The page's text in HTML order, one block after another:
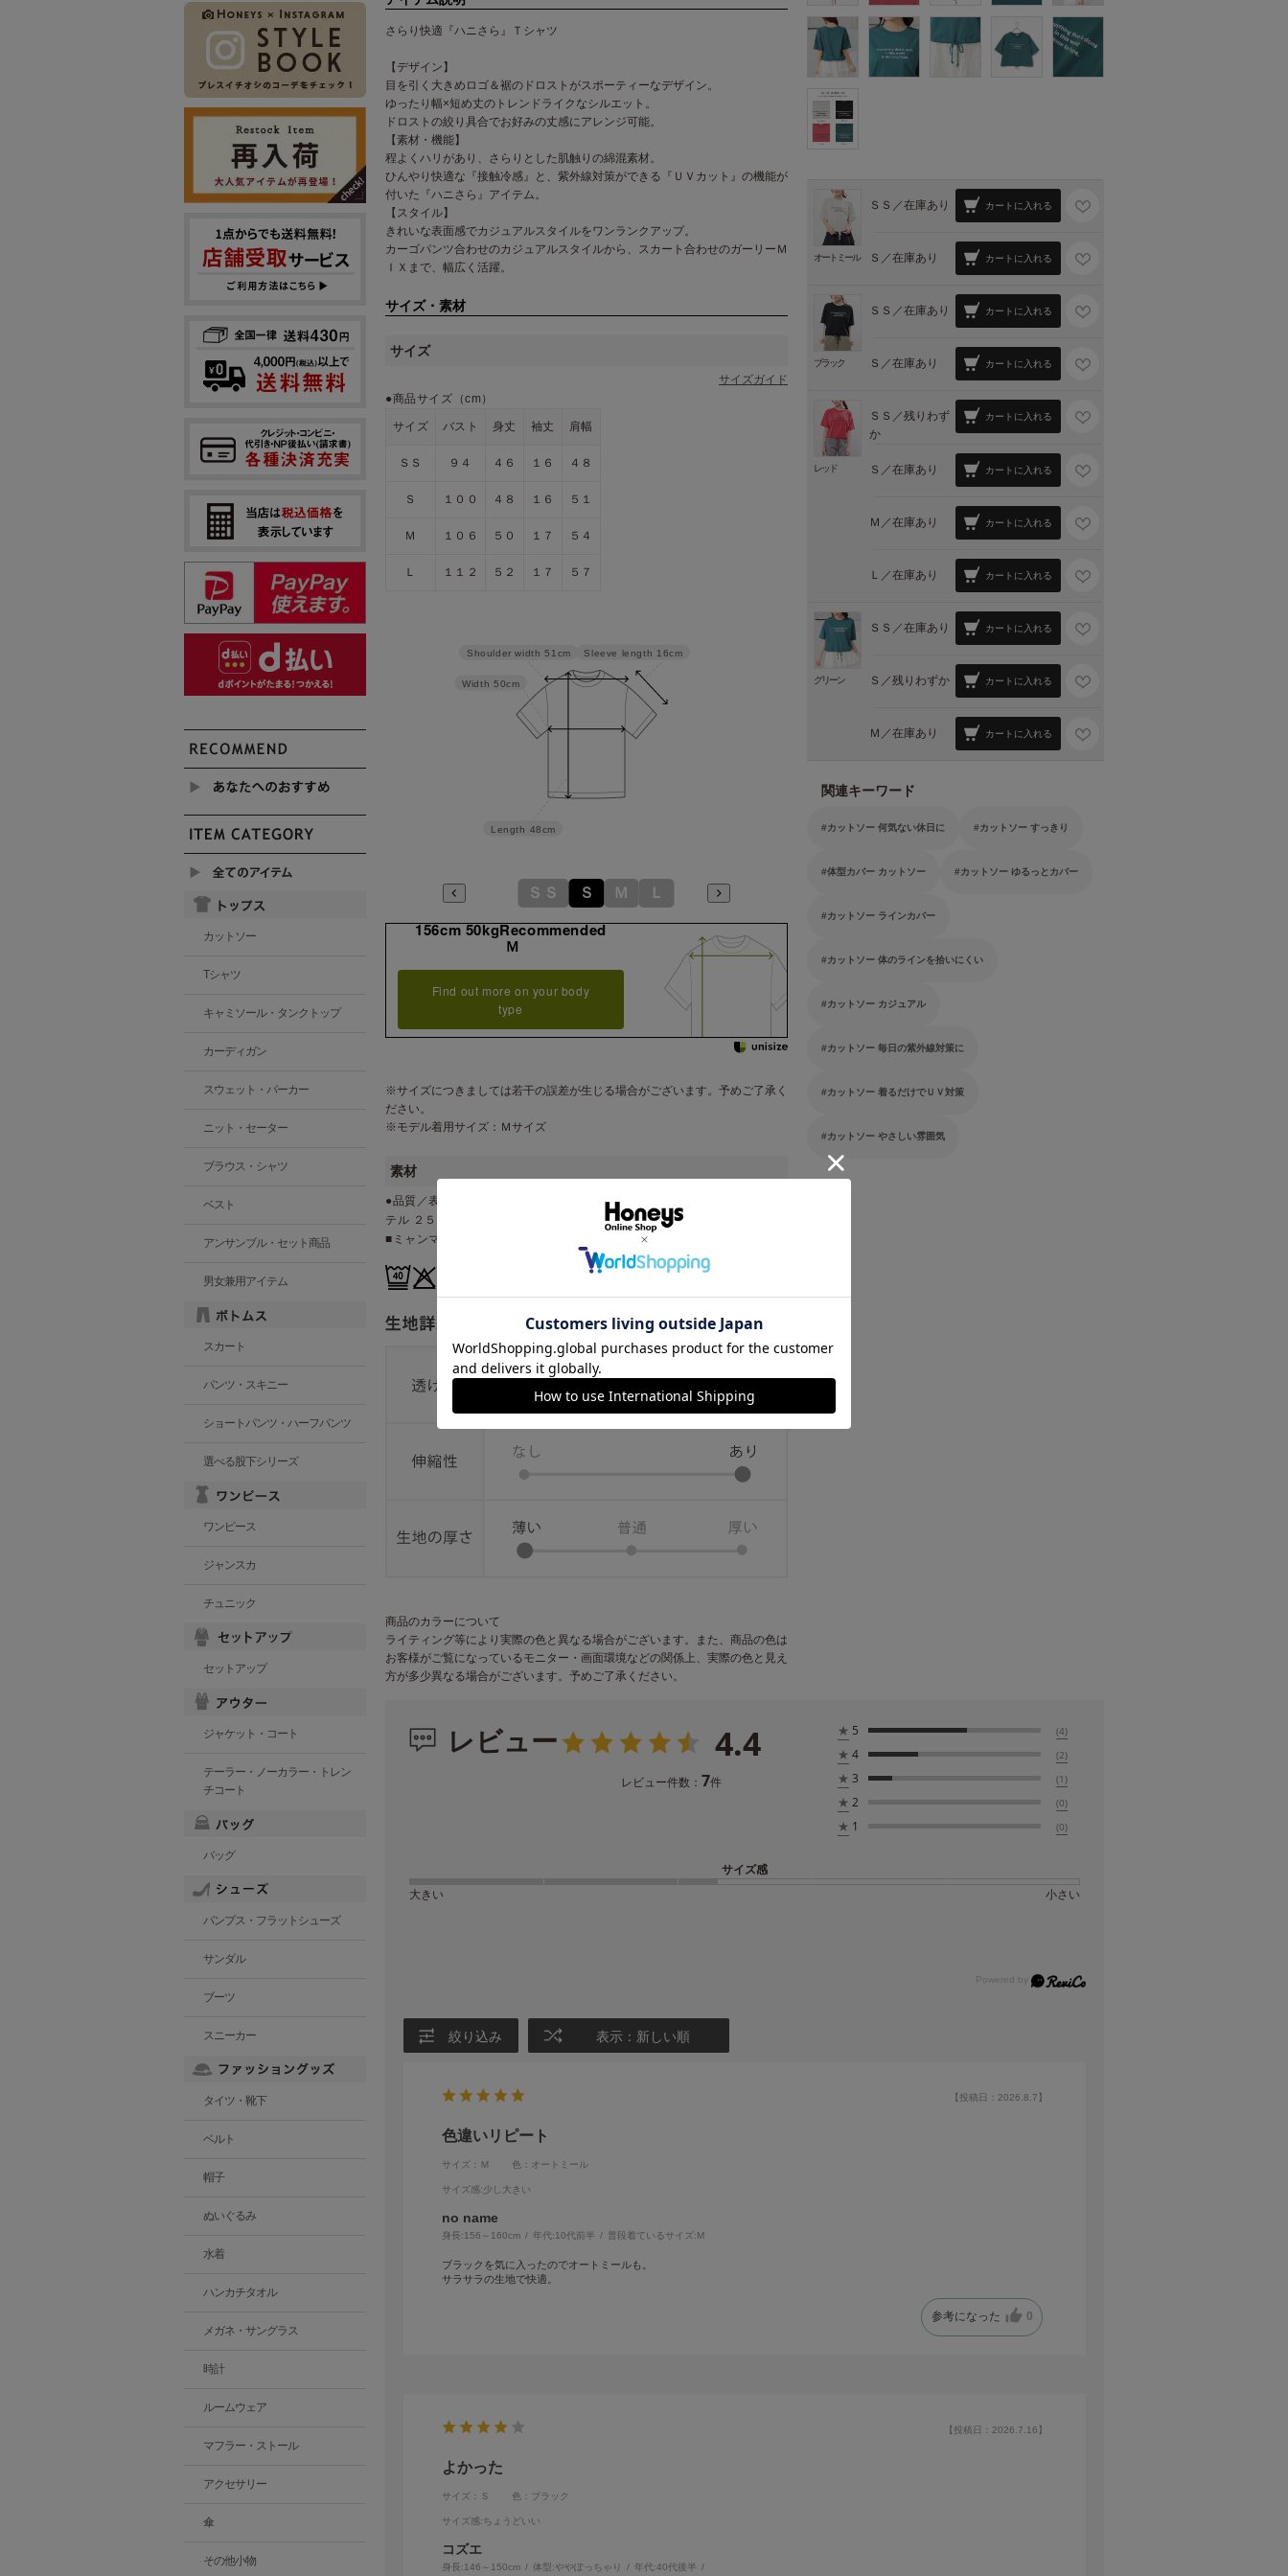
さらり快適『ハニさら』Ｔシャツ
【デザイン】
目を引く大きめロゴ＆裾のドロストがスポーティーなデザイン。
ゆったり幅×短め丈のトレンドライクなシルエット。
ドロストの絞り具合でお好みの丈感にアレンジ可能。
【素材・機能】
程よくハリがあり、さらりとした肌触りの綿混素材。
ひんやり快適な『接触冷感』と、紫外線対策ができる『ＵＶカット』の機能が
付いた『ハニさら』アイテム。
【スタイル】
きれいな表面感でカジュアルスタイルをワンランクアップ。
カーゴパンツ合わせのカジュアルスタイルから、スカート合わせのガーリーＭ
ＩＸまで、幅広く活躍。
サイズ・素材
サイズ
サイズガイド
●商品サイズ（cm）
サイズ バスト 身丈 袖丈 肩幅
ＳＳ ９４ ４６ １６ ４８
Ｓ １００ ４８ １６ ５１
Ｍ １０６ ５０ １７ ５４
Ｌ １１２ ５２ １７ ５７
Sleeve length 16cm
Length 48cm
Width 50cm
Shoulder width 51cm
ＳＳ Ｓ Ｍ Ｌ
156cm 50kgRecommended
Ｍ
Find out more on your body
type
※サイズにつきましては若干の誤差が生じる場合がございます。予めご了承く
ださい。
※モデル着用サイズ：Ｍサイズ
素材
●品質／表地 綿 ６５％・ポリエステル ３５％・別布 綿 ７２％・ポリエス
テル ２５％・ポリウレタン ３％
■ミャンマー製
商品のカラーについて
ライティング等により実際の色と異なる場合がございます。また、商品の色は
お客様がご覧になっているモニター・画面環境などの関係上、実際の色と見え
方が多少異なる場合がございます。予めご了承ください。
オートミール
ＳＳ／在庫あり カートに入れる
Ｓ／在庫あり カートに入れる
ブラック
ＳＳ／在庫あり カートに入れる
Ｓ／在庫あり カートに入れる
レッド
ＳＳ／残りわず
か
カートに入れる
Ｓ／在庫あり カートに入れる
Ｍ／在庫あり カートに入れる
Ｌ／在庫あり カートに入れる
グリーン
ＳＳ／在庫あり カートに入れる
Ｓ／残りわずか カートに入れる
Ｍ／在庫あり カートに入れる
関連キーワード
カットソー 何気ない休日に カットソー すっきり
体型カバー カットソー カットソー ゆるっとカバー
カットソー ラインカバー
カットソー 体のラインを拾いにくい
カットソー カジュアル
カットソー 毎日の紫外線対策に
カットソー 着るだけでＵＶ対策
カットソー やさしい雰囲気
レビュー 4.4
レビュー件数： 7件
★ 5 (4)
★ 4 (2)
★ 3 (1)
★ 2 (0)
★ 1 (0)
サイズ感
大きい
小さい
絞り込み 表示：新しい順
【投稿日：2026.8.7】
色違いリピート
サイズ：Ｍ 色：オートミール
サイズ感:少し大きい
no name
身長:156～160cm 年代:10代前半 普段着ているサイズ:M
ブラックを気に入ったのでオートミールも。
サラサラの生地で快適。
参考になった 0
【投稿日：2026.7.16】
よかった
サイズ：Ｓ 色：ブラック
サイズ感:ちょうどいい
コズエ
身長:146～150cm 体型:ぽっちゃり 年代:40代後半
カットソー
Tシャツ
キャミソール・タンクトップ
カーディガン
スウェット・パーカー
ニット・セーター
ブラウス・シャツ
ベスト
アンサンブル・セット商品
男女兼用アイテム
スカート
パンツ・スキニー
ショートパンツ・ハーフパンツ
選べる股下シリーズ
ワンピース
ジャンスカ
チュニック
セットアップ
ジャケット・コート
テーラー・ノーカラー・トレン
チコート
バッグ
パンプス・フラットシューズ
サンダル
ブーツ
スニーカー
タイツ・靴下
ベルト
帽子
ぬいぐるみ
水着
ハンカチタオル
メガネ・サングラス
時計
ルームウェア
マフラー・ストール
アクセサリー
傘
その他小物